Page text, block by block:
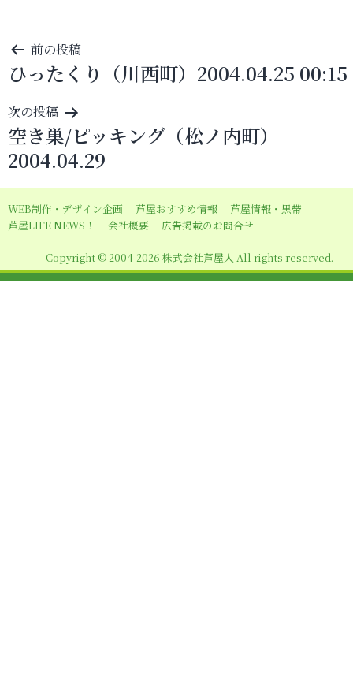
投
稿
ナ
ビ
ゲ
ー
シ
ョ
前の投稿
ひったくり（川西町）2004.04.25 00:15
次の投稿
空き巣/ピッキング（松ノ内町）
2004.04.29
WEB制作・デザイン企画 芦屋おすすめ情報
芦屋情報・黒帯
芦屋LIFE NEWS！
会社概要 広告掲載のお問合せ
Copyright © 2004-2026 株式会社芦屋人 All rights reserved.